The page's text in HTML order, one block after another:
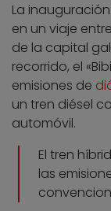
La
en un viaje
de la capital
recorrido, el
emisiones de
un tren diésel
automóvil.
El tren
las